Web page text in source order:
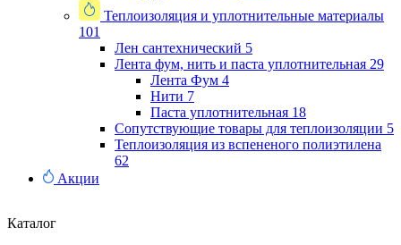
Теплоизоляция и уплотнительные материалы
101
Лен сантехнический 5
Лента фум, нить и паста уплотнительная 29
Лента Фум 4
Нити 7
Паста уплотнительная 18
Сопутствующие товары для теплоизоляции 5
Теплоизоляция из вспененого полиэтилена
62
Акции
Каталог